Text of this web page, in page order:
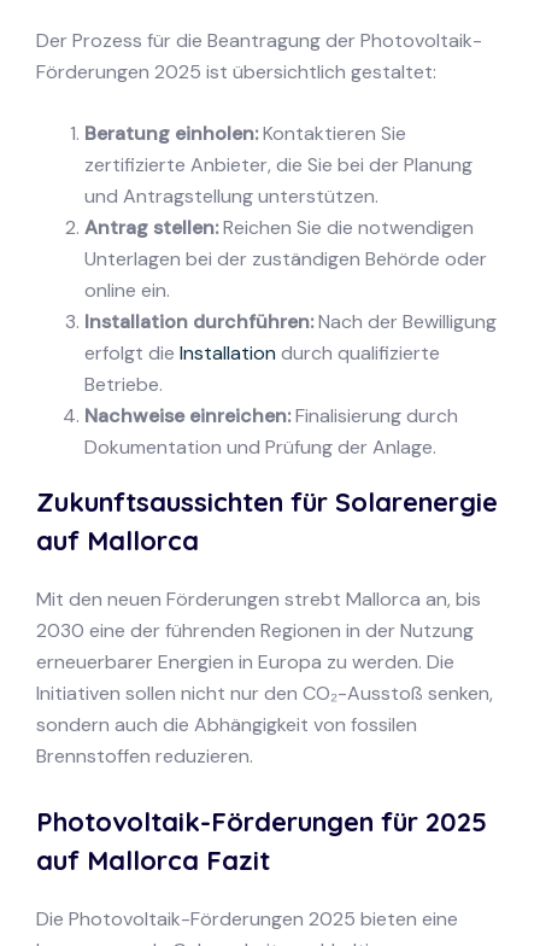
Der Prozess für die Beantragung der Photovoltaik-
Förderungen 2025 ist übersichtlich gestaltet:
Beratung einholen:Kontaktieren Sie
zertifizierte Anbieter, die Sie bei der Planung
und Antragstellung unterstützen.
Antrag stellen:Reichen Sie die notwendigen
Unterlagen bei der zuständigen Behörde oder
online ein.
Installation durchführen:Nach der Bewilligung
erfolgt die Installation durch qualifizierte
Betriebe.
Nachweise einreichen:Finalisierung durch
Dokumentation und Prüfung der Anlage.
Zukunftsaussichten für Solarenergie
auf Mallorca
Mit den neuen Förderungen strebt Mallorca an, bis
2030 eine der führenden Regionen in der Nutzung
erneuerbarer Energien in Europa zu werden. Die
Initiativen sollen nicht nur den CO₂-Ausstoß senken,
sondern auch die Abhängigkeit von fossilen
Brennstoffen reduzieren.
Photovoltaik-Förderungen für 2025
auf Mallorca Fazit
Die Photovoltaik-Förderungen 2025 bieten eine